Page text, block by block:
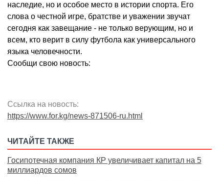
наследие, но и особое место в истории спорта. Его
слова о честной игре, братстве и уважении звучат
сегодня как завещание - не только верующим, но и
всем, кто верит в силу футбола как универсального
языка человечности.
Сообщи свою новость:
Ссылка на новость:
https://www.for.kg/news-871506-ru.html
ЧИТАЙТЕ ТАКЖЕ
Госипотечная компания КР увеличивает капитал на 5
миллиардов сомов